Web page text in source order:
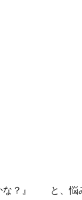
な？』 と、悩